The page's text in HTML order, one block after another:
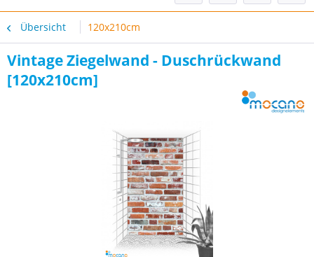
Übersicht 120x210cm
Vintage Ziegelwand - Duschrückwand
[120x210cm]